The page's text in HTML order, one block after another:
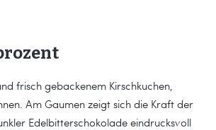
frisch gebackenem Kirschkuchen,
Am Gaumen zeigt sich die Kraft der
Edelbitterschokolade eindrucksvoll